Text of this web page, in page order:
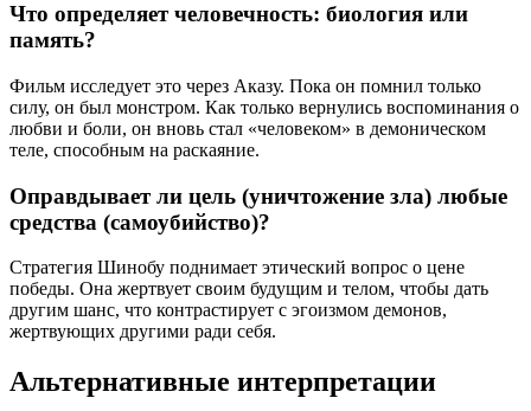
Что определяет человечность: биология или
память?
Фильм исследует это через Аказу. Пока он помнил только
силу, он был монстром. Как только вернулись воспоминания о
любви и боли, он вновь стал «человеком» в демоническом
теле, способным на раскаяние.
Оправдывает ли цель (уничтожение зла) любые
средства (самоубийство)?
Стратегия Шинобу поднимает этический вопрос о цене
победы. Она жертвует своим будущим и телом, чтобы дать
другим шанс, что контрастирует с эгоизмом демонов,
жертвующих другими ради себя.
Альтернативные интерпретации